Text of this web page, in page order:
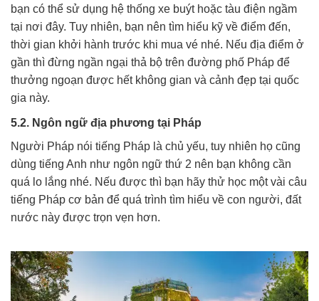
bạn có thể sử dụng hệ thống xe buýt hoặc tàu điện ngầm
tại nơi đây. Tuy nhiên, bạn nên tìm hiểu kỹ về điểm đến,
thời gian khởi hành trước khi mua vé nhé. Nếu địa điểm ở
gần thì đừng ngần ngại thả bộ trên đường phố Pháp để
thưởng ngoạn được hết không gian và cảnh đẹp tại quốc
gia này.
5.2. Ngôn ngữ địa phương tại Pháp
Người Pháp nói tiếng Pháp là chủ yếu, tuy nhiên họ cũng
dùng tiếng Anh như ngôn ngữ thứ 2 nên bạn không cần
quá lo lắng nhé. Nếu được thì bạn hãy thử học một vài câu
tiếng Pháp cơ bản để quá trình tìm hiểu về con người, đất
nước này được trọn vẹn hơn.